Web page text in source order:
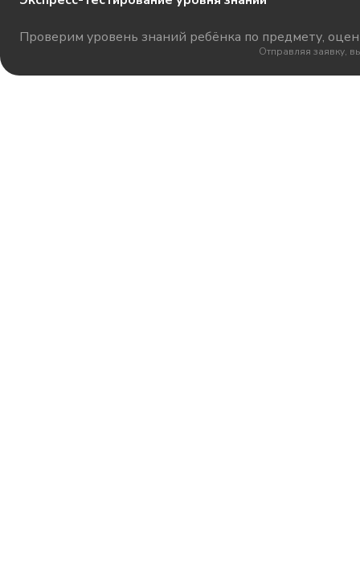
Проверим уровень знаний ребёнка по предмету,
Отправляя заявку,